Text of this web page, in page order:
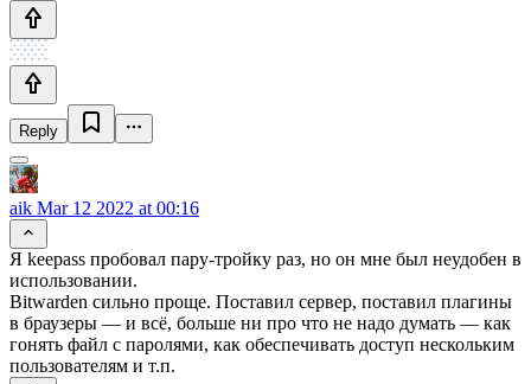
Reply
aik Mar 12 2022 at 00:16
Я keepass пробовал пару-тройку раз, но он мне был неудобен в
использовании.
Bitwarden сильно проще. Поставил сервер, поставил плагины
в браузеры — и всё, больше ни про что не надо думать — как
гонять файл с паролями, как обеспечивать доступ нескольким
пользователям и т.п.